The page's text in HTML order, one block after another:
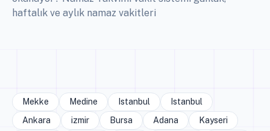
haftalık ve aylık namaz vakitleri
Mekke Medine Istanbul
Istanbul
Ankara
izmir Bursa Adana
Kayseri